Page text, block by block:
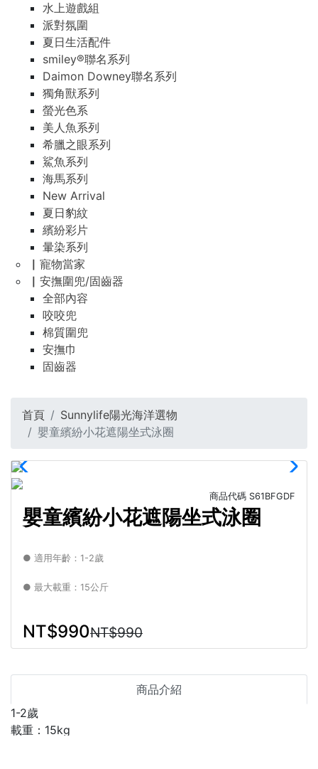
水上遊戲組
派對氛圍
夏日生活配件
smiley®聯名系列
Daimon Downey聯名系列
獨角獸系列
螢光色系
美人魚系列
希臘之眼系列
鯊魚系列
海馬系列
New Arrival
夏日豹紋
繽紛彩片
暈染系列
▏寵物當家
▏安撫圍兜/固齒器
全部內容
咬咬兜
棉質圍兜
安撫巾
固齒器
首頁
Sunnylife陽光海洋選物
嬰童繽紛小花遮陽坐式泳圈
商品代碼 S61BFGDF
嬰童繽紛小花遮陽坐式泳圈
● 適用年齡：1-2歲
● 最大載重：15公斤
NT$990NT$990
商品介紹
1-2歲
載重：15kg